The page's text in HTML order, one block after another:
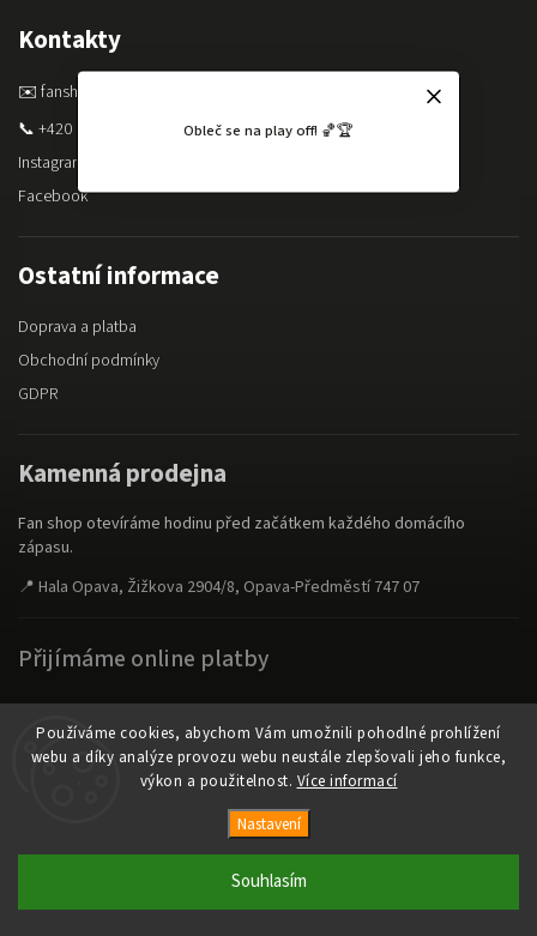
Používáme cookies, abychom Vám umožnili pohodlné prohlížení
webu a díky analýze provozu webu neustále zlepšovali jeho funkce,
výkon a použitelnost. Více informací
Nastavení
Souhlasím
Obleč se na play off! 🏀🏆
Kontakty
✉️ fanshop@bkopava.cz
📞 +420 605 150 545
Instagram
Facebook
Ostatní informace
Doprava a platba
Obchodní podmínky
GDPR
Kamenná prodejna
Fan shop otevíráme hodinu před začátkem každého domácího
zápasu.
📍 Hala Opava, Žižkova 2904/8, Opava-Předměstí 747 07
Přijímáme online platby
fanshop.bkopava.cz. Všechna práva vyhrazena.